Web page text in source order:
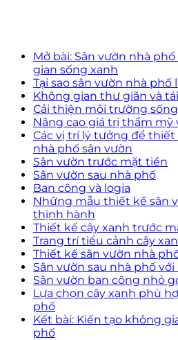
Mở bài: Sân vườn nhà
gian sống xanh
Tại sao sân vườn nhà
Không gian thư giãn và
Cải thiện môi trường sống
Nâng cao giá trị thẩm
Các vị trí lý tưởng để
nhà phố sân vườn
Sân vườn trước mặt tiền
Sân vườn sau nhà phố
Ban công và logia
Những mẫu thiết kế sân
thịnh hành
Thiết kế cây xanh trước
Trang trí tiểu cảnh cây
Thiết kế sân vườn nhà
Sân vườn sau nhà phố
Sân vườn ban công nhỏ
Lựa chọn cây xanh phù
phố
Kết bài: Kiến tạo không
phố